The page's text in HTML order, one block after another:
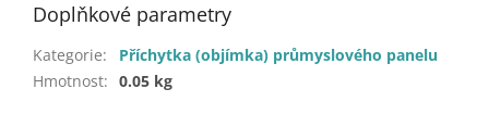
Doplňkové parametry
Kategorie:
Příchytka (objímka) průmyslového panelu
Hmotnost: 0.05 kg